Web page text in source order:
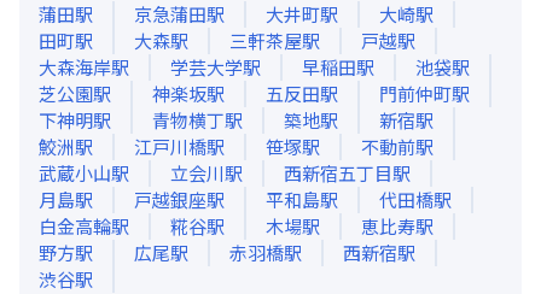
蒲田駅 京急蒲田駅 大井町駅 大崎駅
田町駅 大森駅 三軒茶屋駅 戸越駅
大森海岸駅 学芸大学駅 早稲田駅 池袋駅
芝公園駅 神楽坂駅 五反田駅 門前仲町駅
下神明駅 青物横丁駅 築地駅 新宿駅
鮫洲駅 江戸川橋駅 笹塚駅 不動前駅
武蔵小山駅 立会川駅 西新宿五丁目駅
月島駅 戸越銀座駅 平和島駅 代田橋駅
白金高輪駅 糀谷駅 木場駅 恵比寿駅
野方駅 広尾駅 赤羽橋駅 西新宿駅
渋谷駅